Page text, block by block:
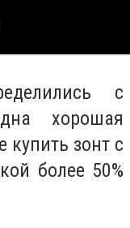
с
хорошая
купить зонт с
более 50%